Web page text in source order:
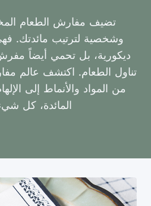
تضيف مفارش الطعام
وشخصية لترتيب مائدتك.
ديكورية، بل تحمي أيضاً
تناول الطعام. اكتشف عالم
من المواد والأنماط إلى
المائدة، كل